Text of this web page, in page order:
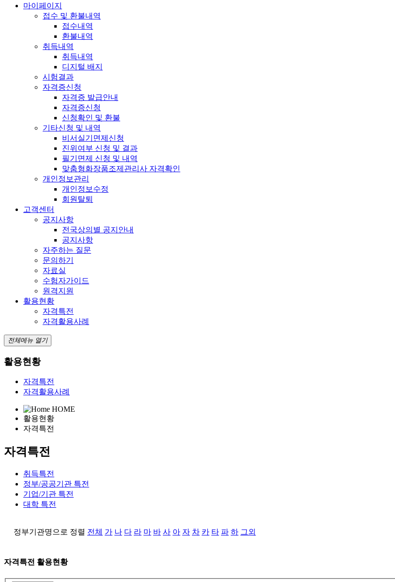
마이페이지
접수 및 환불내역
접수내역
환불내역
취득내역
취득내역
디지털 배지
시험결과
자격증신청
자격증 발급안내
자격증신청
신청확인 및 환불
기타신청 및 내역
비서실기면제신청
진위여부 신청 및 결과
필기면제 신청 및 내역
맞춤형화장품조제관리사 자격확인
개인정보관리
개인정보수정
회원탈퇴
고객센터
공지사항
전국상의별 공지안내
공지사항
자주하는 질문
문의하기
자료실
수험자가이드
원격지원
활용현황
자격특전
자격활용사례
전체메뉴 열기
활용현황
자격특전
자격활용사례
HOME
활용현황
자격특전
자격특전
취득특전
정부/공공기관 특전
기업/기관 특전
대학 특전
정부기관명으로 정렬 전체 가 나 다 라 마 바 사 아 자 차 카 타 파 하 그외
자격특전 활용현황